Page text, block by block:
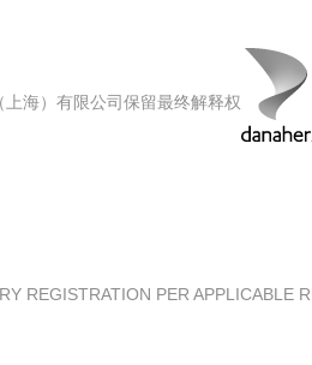
海）有限公司保留最终解释权
REGISTRATION PER APPLICABLE